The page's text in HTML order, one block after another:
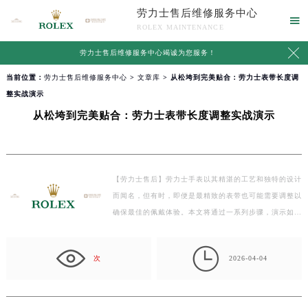
劳力士售后维修服务中心
ROLEX MAINTENANCE

劳力士售后维修服务中心竭诚为您服务！ 
当前位置： 劳力士售后维修服务中心 > 文章库 > 从松垮到完美贴合：劳力士表带长度调
整实战演示
从松垮到完美贴合：劳力士表带长度调整实战演示
【劳力士售后】劳力士手表以其精湛的工艺和独特的设计
而闻名，但有时，即便是最精致的表带也可能需要调整以
确保最佳的佩戴体验。本文将通过一系列步骤，演示如…
次  2026-04-04